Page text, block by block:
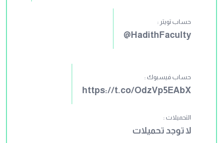
حساب تويتر :
HadithFaculty@
حساب فيسبوك :
https://t.co/OdzVp5EAbX
التحميلات :
لا توجد تحميلات